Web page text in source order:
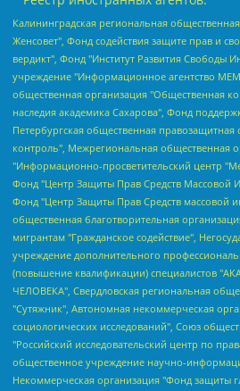
Калининградская региональная общественная организация "Экозащита!-Женсовет", Фонд содействия защите прав и свобод граждан "Общественный вердикт", Фонд "Институт Развития Свободы Информации", Частное учреждение "Информационное агентство МЕМО. РУ", Региональная общественная организация "Общественная комиссия по сохранению наследия академика Сахарова", Фонд поддержки свободы прессы, Санкт-Петербургская общественная правозащитная организация "Гражданский контроль", Межрегиональная общественная организация "Информационно-просветительский центр "Мемориал", Региональный Фонд "Центр Защиты Прав Средств Массовой Информации", с 05.12.2023 Фонд "Центр Защиты Прав Средств массовой информации", Региональная общественная благотворительная организация помощи беженцам и мигрантам "Гражданское содействие", Негосударственное образовательное учреждение дополнительного профессионального образования (повышение квалификации) специалистов "АКАДЕМИЯ ПО ПРАВАМ ЧЕЛОВЕКА", Свердловская региональная общественная организация "Сутяжник", Автономная некоммерческая организация "Центр независимых социологических исследований", Союз общественных объединений "Российский исследовательский центр по правам человека", Региональное общественное учреждение научно-информационный центр "МЕМОРИАЛ", Некоммерческая организация "Фонд защиты гласности", Автономная некоммерческая организация "Институт прав человека", Городская общественная организация "Екатеринбургское общество "МЕМОРИАЛ", Городская общественная организация "Рязанское историко-просветительское и правозащитное общество "Мемориал" (Рязанский Мемориал), Челябинский региональный орган общественной самодеятельности – женское общественное объединение "Женщины Евразии", Челябинский региональный орган общественной самодеятельности "Уральская правозащитная группа", Фонд содействия защите здоровья и социальной справедливости имени Андрея Рылькова, Автономная Некоммерческая Организация "Аналитический Центр Юрия Левады", Автономная некоммерческая организация социальной поддержки населения "Проект Апрель", Региональная общественная организация помощи женщинам и детям, находящимся в кризисной ситуации "Информационно-методический центр "Анна", Фонд содействия развитию массовых коммуникаций и правовому просвещению "Так-так-Так", Фонд содействия устойчивому развитию "Серебряная тайга", Свердловский региональный общественный фонд социальных проектов "Новое время", "Idel.Реалии", Кавказ.Реалии, Крым.Реалии, Телеканал Настоящее Время, Татаро-башкирская служба Радио Свобода (Azatliq Radiosi), Радио Свободная Европа/Радио Свобода (PCE/PC), "Сибирь.Реалии", "Фактограф", Благотворительный фонд помощи осужденным и их семьям, Автономная некоммерческая организация "Институт глобализации и социальных движений", Фонд "В защиту прав заключенных", Частное учреждение "Центр поддержки и содействия развитию средств массовой информации", Пензенский региональный общественный благотворительный фонд "Гражданский союз", "Север.Реалии", Некоммерческая организация Фонд "Правовая инициатива", Общество с ограниченной ответственностью "Радио Свободная Европа/Радио Свобода", Чешское информационное агентство "MEDIUM-ORIENT", Красноярская региональная общественная организация "Мы против СПИДа", Камалягин Денис Николаевич, Маркелов Сергей Евгеньевич, Пономарев Лев Александрович, Савицкая Людмила Алексеевна, Автономная некоммерческая организация "Центр по работе с проблемой насилия "НАСИЛИЮ.НЕТ", Межрегиональный профессиональный союз работников здравоохранения "Альянс врачей", Юридическое лицо, зарегистрированное в Латвийской Республике, SIA "Medusa Project" (регистрационный номер 40103797863, дата регистрации 10.06.2014), Некоммерческая организация "Фонд по борьбе с коррупцией", Автономная некоммерческая организация "Институт права и публичной политики", Баданин Роман Сергеевич, Гликин Максим Александрович, Железнова Мария Михайловна, Лукьянова Юлия Сергеевна, Маетная Елизавета Витальевна, Маняхин Петр Борисович, Чуракова Ольга Владимировна, Ярош Юлия Петровна, Юридическое лицо "The Insider SIA", зарегистрированное в Риге, Латвийская Республика (дата регистрации 26.06.2015), являющееся администратором доменного имени интернет-издания "The Insider SIA", https://theins.ru, Постернак Алексей Евгеньевич, Рубин Михаил Аркадьевич, Анин Роман Александрович, Юридическое лицо Istories fonds, зарегистрированное в Латвийской Республике (регистрационный номер 50008295751, дата регистрации 24.02.2020), Великовский Дмитрий Александрович, Долинина Ирина Николаевна, Мароховская Алеся Алексеевна, Шлейнов Роман Юрьевич, Шмагун Олеся Валентиновна, Общество с ограниченной ответственностью "Альтаир 2021", Общество с ограниченной ответственностью "Вега 2021", Общество с ограниченной ответственностью "Главный редактор 2021", Общество с ограниченной ответственностью "Ромашки монолит", Важенков Артем Валерьевич, Ивановская областная общественная организация "Центр гендерных исследований", Гурман Юрий Альбертович, Медиапроект "ОВД-Инфо", Егоров Владимир Владимирович, Жилинский Владимир Александрович, Общество с ограниченной ответственностью "ЗП", Иванова София Юрьевна, Карезина Инна Павловна, Кильтау Екатерина Викторовна, Петров Алексей Викторович, Пискунов Сергей Евгеньевич, Смирнов Сергей Сергеевич, Тихонов Михаил Сергеевич, Общество с ограниченной ответственностью "ЖУРНАЛИСТ-ИНОСТРАННЫЙ АГЕНТ", Арапова Галина Юрьевна, Вольтская Татьяна Анатольевна, Американская компания "Mason G.E.S. Anonymous Foundation" (США), являющаяся владельцем интернет-издания https://mnews.world/, Компания "Stichting Bellingcat", зарегистрированная в Нидерландах (дата регистрации 11.07.2018), Захаров Андрей Вячеславович, Клепиковская Екатерина Дмитриевна, Общество с ограниченной ответственностью "МЕМО", Перл Роман Александрович, Симонов Евгений Алексеевич, Соловьева Елена Анатольевна, Сотников Даниил Владимирович, Сурначева Елизавета Дмитриевна, Автономная некоммерческая организация по защите прав человека и информированию населения "Якутия – Наше Мнение", Общество с ограниченной ответственностью "Москоу диджитал медиа", с 26.01.2023 Общество с ограниченной ответственностью "Чайка Белые сады", Ветошкина Валерия Валерьевна, Заговора Максим Александрович, Межрегиональное общественное